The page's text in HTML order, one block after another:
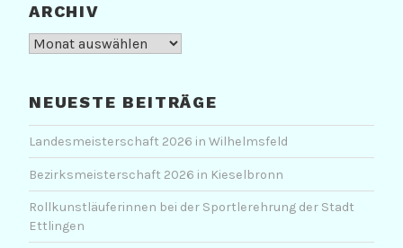
ARCHIV
Archiv
NEUESTE BEITRÄGE
Landesmeisterschaft 2026 in Wilhelmsfeld
Bezirksmeisterschaft 2026 in Kieselbronn
Rollkunstläuferinnen bei der Sportlerehrung der Stadt
Ettlingen